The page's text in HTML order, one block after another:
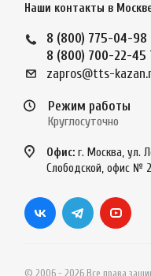
Наши контакты в
8 (800) 775-04-98
8 (800) 700-22-45
zapros@tts-
Режим работы
Круглосуточно
Офис: г. Москва, ул.
Слободской, офис №
© 2006 - 2026 Все права